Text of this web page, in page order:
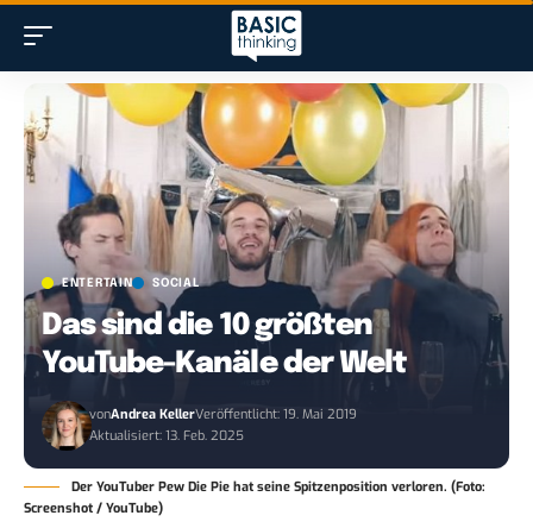
ENTERTAIN SOCIAL
Das sind die 10 größten
YouTube-Kanäle der Welt
vonAndrea KellerVeröffentlicht: 19. Mai 2019
Aktualisiert: 13. Feb. 2025
Der YouTuber Pew Die Pie hat seine Spitzenposition verloren. (Foto:
Screenshot / YouTube)